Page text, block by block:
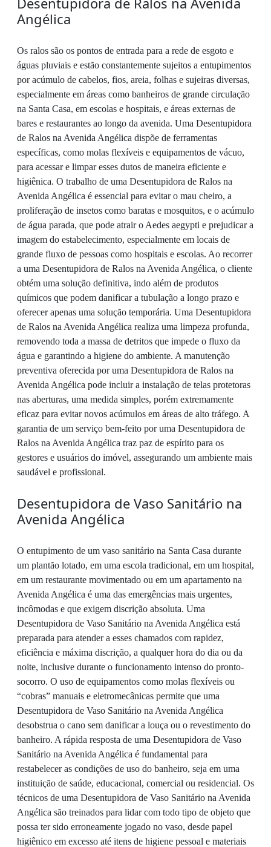
Angélica
Os ralos são os pontos de entrada para a rede de esgoto e
águas pluviais e estão constantemente sujeitos a entupimentos
por acúmulo de cabelos, fios, areia, folhas e sujeiras diversas,
especialmente em áreas como banheiros de grande circulação
na Santa Casa, em escolas e hospitais, e áreas externas de
bares e restaurantes ao longo da avenida. Uma Desentupidora
de Ralos na Avenida Angélica dispõe de ferramentas
específicas, como molas flexíveis e equipamentos de vácuo,
para acessar e limpar esses dutos de maneira eficiente e
higiênica. O trabalho de uma Desentupidora de Ralos na
Avenida Angélica é essencial para evitar o mau cheiro, a
proliferação de insetos como baratas e mosquitos, e o acúmulo
de água parada, que pode atrair o Aedes aegypti e prejudicar a
imagem do estabelecimento, especialmente em locais de
grande fluxo de pessoas como hospitais e escolas. Ao recorrer
a uma Desentupidora de Ralos na Avenida Angélica, o cliente
obtém uma solução definitiva, indo além de produtos
químicos que podem danificar a tubulação a longo prazo e
oferecer apenas uma solução temporária. Uma Desentupidora
de Ralos na Avenida Angélica realiza uma limpeza profunda,
removendo toda a massa de detritos que impede o fluxo da
água e garantindo a higiene do ambiente. A manutenção
preventiva oferecida por uma Desentupidora de Ralos na
Avenida Angélica pode incluir a instalação de telas protetoras
nas aberturas, uma medida simples, porém extremamente
eficaz para evitar novos acúmulos em áreas de alto tráfego. A
garantia de um serviço bem-feito por uma Desentupidora de
Ralos na Avenida Angélica traz paz de espírito para os
gestores e usuários do imóvel, assegurando um ambiente mais
saudável e profissional.
Desentupidora de Vaso Sanitário na
Avenida Angélica
O entupimento de um vaso sanitário na Santa Casa durante
um plantão lotado, em uma escola tradicional, em um hospital,
em um restaurante movimentado ou em um apartamento na
Avenida Angélica é uma das emergências mais urgentes,
incômodas e que exigem discrição absoluta. Uma
Desentupidora de Vaso Sanitário na Avenida Angélica está
preparada para atender a esses chamados com rapidez,
eficiência e máxima discrição, a qualquer hora do dia ou da
noite, inclusive durante o funcionamento intenso do pronto-
socorro. O uso de equipamentos como molas flexíveis ou
“cobras” manuais e eletromecânicas permite que uma
Desentupidora de Vaso Sanitário na Avenida Angélica
desobstrua o cano sem danificar a louça ou o revestimento do
banheiro. A rápida resposta de uma Desentupidora de Vaso
Sanitário na Avenida Angélica é fundamental para
restabelecer as condições de uso do banheiro, seja em uma
instituição de saúde, educacional, comercial ou residencial. Os
técnicos de uma Desentupidora de Vaso Sanitário na Avenida
Angélica são treinados para lidar com todo tipo de objeto que
possa ter sido erroneamente jogado no vaso, desde papel
higiênico em excesso até itens de higiene pessoal e materiais